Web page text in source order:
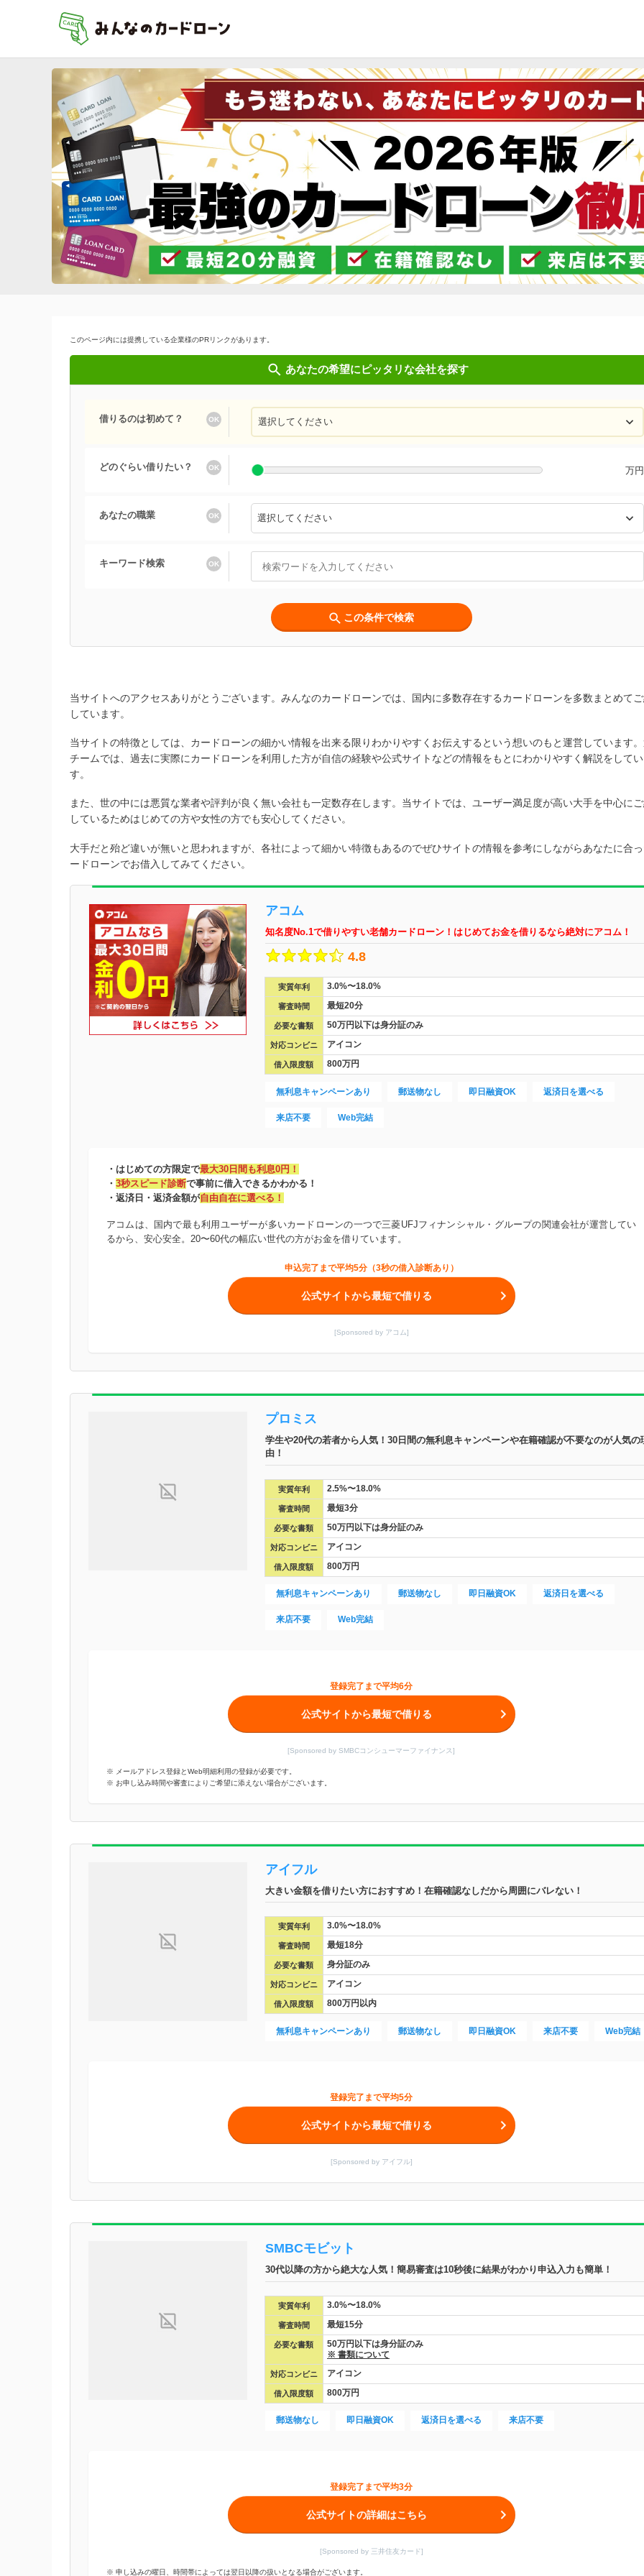
ホーム キャンペーン 沢山借りたい
運営者情報
このページ内には提携している企業様のPRリンクがあります。
あなたの希望にピッタリな会社を探す
借りるのは初めて？
どのぐらい借りたい？ 万円
あなたの職業
キーワード検索
この条件で検索
当サイトへのアクセスありがとうございます。みんなのカードローンでは、国内に多数存在するカードローンを多数まとめて
しています。
当サイトの特徴としては、カードローンの細かい情報を出来る限りわかりやすくお伝えするという想いのもと運営しています
チームでは、過去に実際にカードローンを利用した方が自信の経験や公式サイトなどの情報をもとにわかりやすく解説をして
す。
また、世の中には悪質な業者や評判が良く無い会社も一定数存在します。当サイトでは、ユーザー満足度が高い大手を中心に
しているためはじめての方や女性の方でも安心してください。
大手だと殆ど違いが無いと思われますが、各社によって細かい特徴もあるのでぜひサイトの情報を参考にしながらあなたに合
ードローンでお借入してみてください。
アコム
知名度No.1で借りやすい老舗カードローン！はじめてお金を借りるなら絶対にアコム！
4.8
実質年利 3.0%〜18.0%
審査時間 最短20分
必要な書類 50万円以下は身分証のみ
対応コンビニ アイコン
借入限度額 800万円
無利息キャンペーンあり 郵送物なし 即日融資OK 返済日を選べる
来店不要 Web完結
・はじめての方限定で最大30日間も利息0円！
・ 3秒スピード診断で事前に借入できるかわかる！
・返済日・返済金額が自由自在に選べる！
アコムは、国内で最も利用ユーザーが多いカードローンの一つで三菱UFJフィナンシャル・グループの関連会社が運営してい
るから、安心安全。20〜60代の幅広い世代の方がお金を借りています。
申込完了まで平均5分（3秒の借入診断あり）
公式サイトから最短で借りる
[Sponsored by アコム]
プロミス
学生や20代の若者から人気！30日間の無利息キャンペーンや在籍確認が不要なのが人気の
由！
実質年利 2.5%〜18.0%
審査時間 最短3分
必要な書類 50万円以下は身分証のみ
対応コンビニ アイコン
借入限度額 800万円
無利息キャンペーンあり 郵送物なし 即日融資OK 返済日を選べる
来店不要 Web完結
登録完了まで平均6分
公式サイトから最短で借りる
[Sponsored by SMBCコンシューマーファイナンス]
※ メールアドレス登録とWeb明細利用の登録が必要です。
※ お申し込み時間や審査によりご希望に添えない場合がございます。
アイフル
大きい金額を借りたい方におすすめ！在籍確認なしだから周囲にバレない！
実質年利 3.0%〜18.0%
審査時間 最短18分
必要な書類 身分証のみ
対応コンビニ アイコン
借入限度額 800万円以内
無利息キャンペーンあり 郵送物なし 即日融資OK 来店不要 Web完結
登録完了まで平均5分
公式サイトから最短で借りる
[Sponsored by アイフル]
SMBCモビット
30代以降の方から絶大な人気！簡易審査は10秒後に結果がわかり申込入力も簡単！
実質年利 3.0%〜18.0%
審査時間 最短15分
必要な書類
50万円以下は身分証のみ
※ 書類について
対応コンビニ アイコン
借入限度額 800万円
郵送物なし 即日融資OK 返済日を選べる 来店不要
登録完了まで平均3分
公式サイトの詳細はこちら
[Sponsored by 三井住友カード]
※ 申し込みの曜日、時間帯によっては翌日以降の扱いとなる場合がございます。